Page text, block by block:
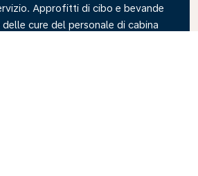
Approfitti di cibo e bevande
cure del personale di cabina